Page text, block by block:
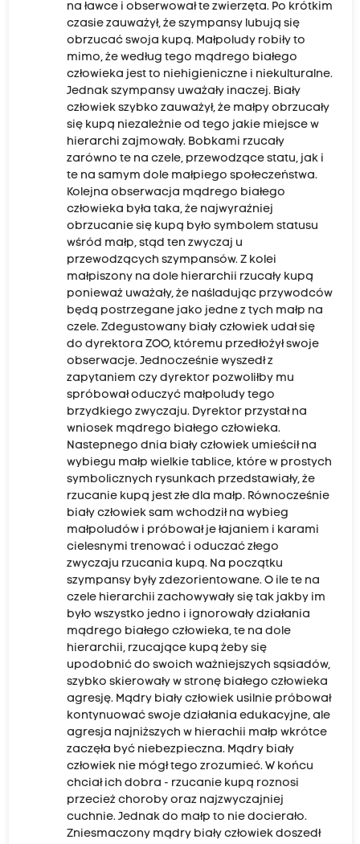
na ławce i obserwował te zwierzęta. Po krótkim
czasie zauważył, że szympansy lubują się
obrzucać swoja kupą. Małpoludy robiły to
mimo, że według tego mądrego białego
człowieka jest to niehigieniczne i niekulturalne.
Jednak szympansy uważały inaczej. Biały
człowiek szybko zauważył, że małpy obrzucały
się kupą niezależnie od tego jakie miejsce w
hierarchi zajmowały. Bobkami rzucały
zarówno te na czele, przewodzące statu, jak i
te na samym dole małpiego społeczeństwa.
Kolejna obserwacja mądrego białego
człowieka była taka, że najwyraźniej
obrzucanie się kupą było symbolem statusu
wśród małp, stąd ten zwyczaj u
przewodzących szympansów. Z kolei
małpiszony na dole hierarchii rzucały kupą
ponieważ uważały, że naśladując przywodców
będą postrzegane jako jedne z tych małp na
czele. Zdegustowany biały człowiek udał się
do dyrektora ZOO, któremu przedłożył swoje
obserwacje. Jednocześnie wyszedł z
zapytaniem czy dyrektor pozwoliłby mu
spróbował oduczyć małpoludy tego
brzydkiego zwyczaju. Dyrektor przystał na
wniosek mądrego białego człowieka.
Nastepnego dnia biały człowiek umieścił na
wybiegu małp wielkie tablice, które w prostych
symbolicznych rysunkach przedstawiały, że
rzucanie kupą jest złe dla małp. Równocześnie
biały człowiek sam wchodził na wybieg
małpoludów i próbował je łajaniem i karami
cielesnymi trenować i oduczać złego
zwyczaju rzucania kupą. Na początku
szympansy były zdezorientowane. O ile te na
czele hierarchii zachowywały się tak jakby im
było wszystko jedno i ignorowały działania
mądrego białego człowieka, te na dole
hierarchii, rzucające kupą żeby się
upodobnić do swoich ważniejszych sąsiadów,
szybko skierowały w stronę białego człowieka
agresję. Mądry biały człowiek usilnie próbował
kontynuować swoje działania edukacyjne, ale
agresja najniższych w hierachii małp wkrótce
zaczęła być niebezpieczna. Mądry biały
człowiek nie mógł tego zrozumieć. W końcu
chciał ich dobra - rzucanie kupą roznosi
przecież choroby oraz najzwyczajniej
cuchnie. Jednak do małp to nie docierało.
Zniesmaczony mądry biały człowiek doszedł